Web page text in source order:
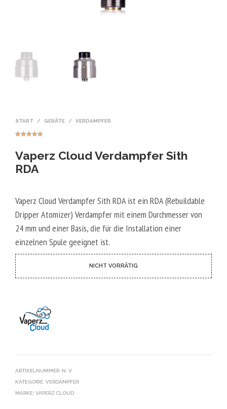
START / GERÄTE / VERDAMPFER
basierend
auf
Kundenbewer
tung
Vaperz Cloud Verdampfer Sith
RDA
Vaperz Cloud Verdampfer Sith RDA ist ein RDA (Rebuildable
Dripper Atomizer) Verdampfer mit einem Durchmesser von
24 mm und einer Basis, die für die Installation einer
einzelnen Spule geeignet ist.
NICHT VORRÄTIG
ARTIKELNUMMER: N. V.
KATEGORIE: VERDAMPFER
MARKE: VAPERZ CLOUD